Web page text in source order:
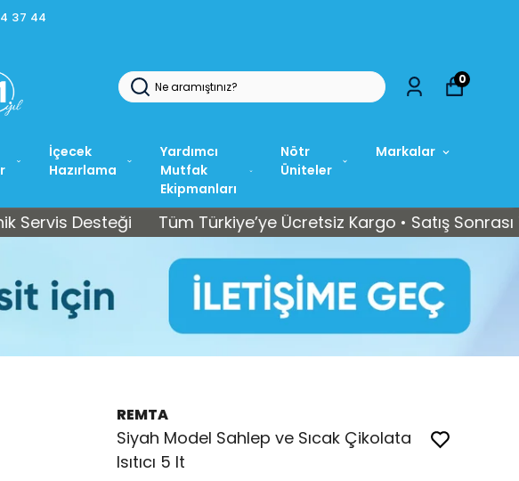
37 44
İçecek
Hazırlama
Yardımcı
Mutfak
Ekipmanları
Nötr
Üniteler
Markalar
0
Desteği Tüm Türkiye’ye Ücretsiz Kargo • Satış Sonrası Teknik
REMTA
Siyah Model Sahlep ve Sıcak Çikolata
Isıtıcı 5 lt